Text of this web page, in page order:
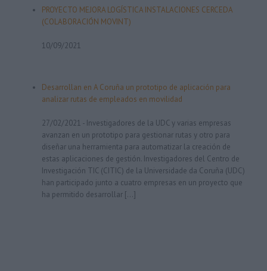
PROYECTO MEJORA LOGÍSTICA INSTALACIONES CERCEDA
(COLABORACIÓN MOVINT)
10/09/2021
Desarrollan en A Coruña un prototipo de aplicación para
analizar rutas de empleados en movilidad
27/02/2021 - Investigadores de la UDC y varias empresas
avanzan en un prototipo para gestionar rutas y otro para
diseñar una herramienta para automatizar la creación de
estas aplicaciones de gestión. Investigadores del Centro de
Investigación TIC (CITIC) de la Universidade da Coruña (UDC)
han participado junto a cuatro empresas en un proyecto que
ha permitido desarrollar […]